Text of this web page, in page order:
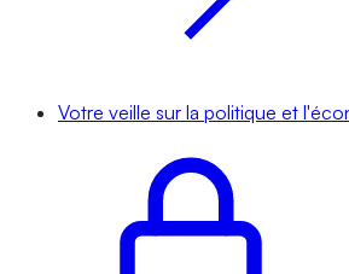
Votre veille sur la politique et